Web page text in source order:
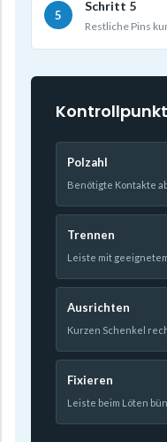
Schritt 5
Restliche Pins
Polzahl
Benötigte Kontakte
Trennen
Leiste mit
Ausrichten
Kurzen Schenkel
Fixieren
Leiste beim Löten